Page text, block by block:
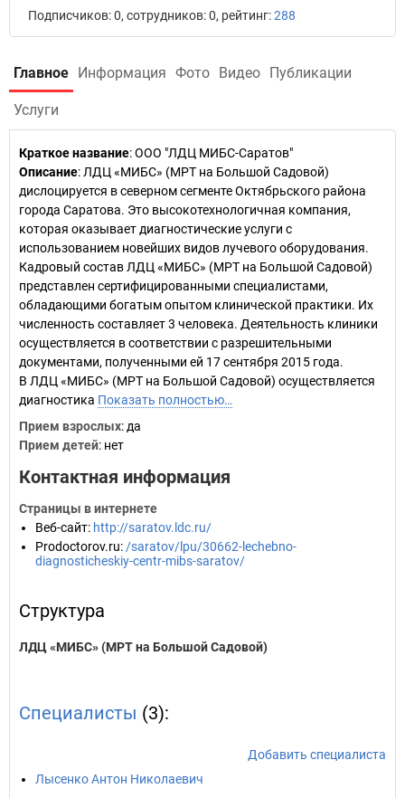
Подписчиков: 0, сотрудников: 0, рейтинг:288
Главное Информация Фото Видео Публикации
Услуги
Краткое название:ООО "ЛДЦ МИБС-Саратов"
Описание: ЛДЦ «МИБС» (МРТ на Большой Садовой)
дислоцируется в северном сегменте Октябрьского района
города Саратова. Это высокотехнологичная компания,
которая оказывает диагностические услуги с
использованием новейших видов лучевого оборудования.
Кадровый состав ЛДЦ «МИБС» (МРТ на Большой Садовой)
представлен сертифицированными специалистами,
обладающими богатым опытом клинической практики. Их
численность составляет 3 человека. Деятельность клиники
осуществляется в соответствии с разрешительными
документами, полученными ей 17 сентября 2015 года.
В ЛДЦ «МИБС» (МРТ на Большой Садовой) осуществляется
диагностика Показать полностью…
Прием взрослых: да
Прием детей: нет
Контактная информация
Страницы в интернете
Веб-сайт: http://saratov.ldc.ru/
Prodoctorov.ru: /saratov/lpu/30662-lechebno-
diagnosticheskiy-centr-mibs-saratov/
Структура
ЛДЦ «МИБС» (МРТ на Большой Садовой)
Специалисты (3):
Добавить специалиста
Лысенко Антон Николаевич